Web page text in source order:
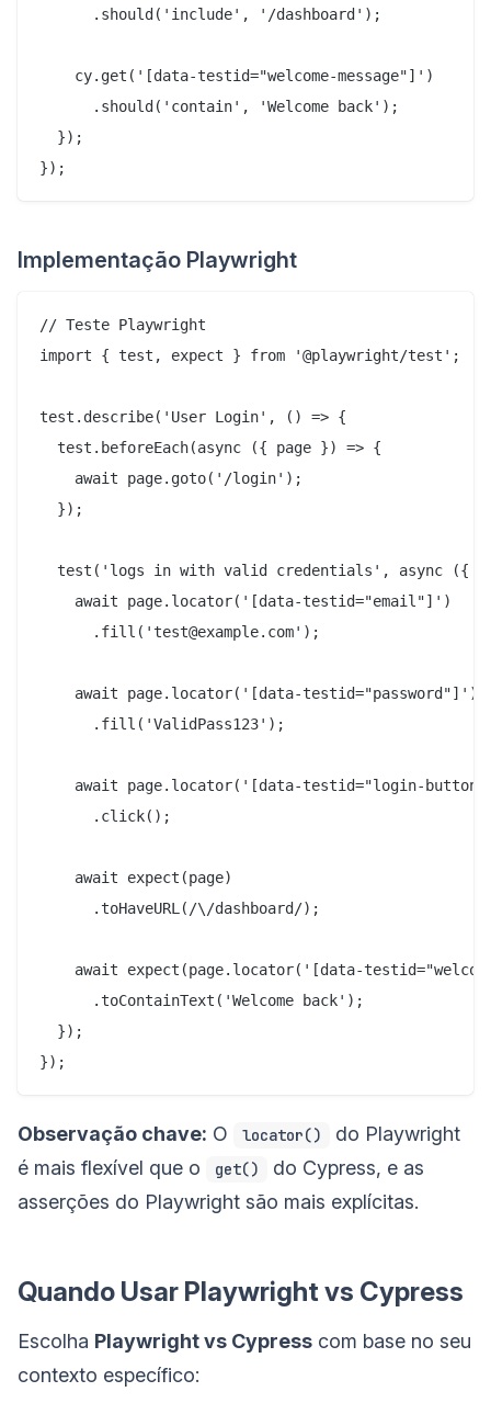
      .should('include', '/dashboard');
    cy.get('[data-testid="welcome-message"]')
      .should('contain', 'Welcome back');
  });
Implementação Playwright
// Teste Playwright
import { test, expect } from '@playwright/test';
test.describe('User Login', () => {
  test.beforeEach(async ({ page }) => {
    await page.goto('/login');
  });
test('logs in with valid credentials', async ({
    await page.locator('[data-testid="email"]')
      .fill('test@example.com');
    await page.locator('[data-testid="password"]')
      .fill('ValidPass123');
await page.locator('[data-testid="login-
      .click();
    await expect(page)
      .toHaveURL(/\/dashboard/);
await expect(page.locator('[data-
      .toContainText('Welcome back');
  });
Observação chave: O locator()
do Playwright
é mais flexível que o
get()
do Cypress, e as
asserções do Playwright são mais explícitas.
Quando Usar Playwright vs Cypress
Escolha Playwright vs Cypress com base no seu
contexto específico: